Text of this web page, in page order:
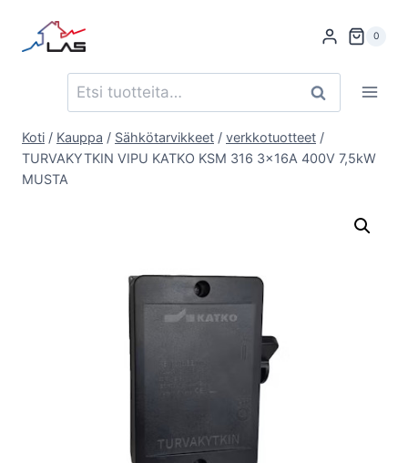
sisältöön
0
Etsi: Haku
Koti / Kauppa / Sähkötarvikkeet / verkkotuotteet /
TURVAKYTKIN VIPU KATKO KSM 316 3x16A 400V 7,5kW
MUSTA